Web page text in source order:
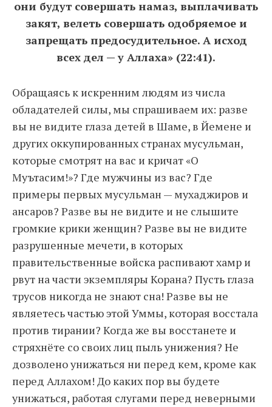
они будут совершать намаз, выплачивать
закят, велеть совершать одобряемое и
запрещать предосудительное. А исход
всех дел — у Аллаха» (22:41).
Обращаясь к искренним людям из числа
обладателей силы, мы спрашиваем их: разве
вы не видите глаза детей в Шаме, в Йемене и
других оккупированных странах мусульман,
которые смотрят на вас и кричат «О
Муътасим!»? Где мужчины из вас? Где
примеры первых мусульман — мухаджиров и
ансаров? Разве вы не видите и не слышите
громкие крики женщин? Разве вы не видите
разрушенные мечети, в которых
правительственные войска распивают хамр и
рвут на части экземпляры Корана? Пусть глаза
трусов никогда не знают сна! Разве вы не
являетесь частью этой Уммы, которая восстала
против тирании? Когда же вы восстанете и
стряхнёте со своих лиц пыль унижения? Не
дозволено унижаться ни перед кем, кроме как
перед Аллахом! До каких пор вы будете
унижаться, работая слугами перед неверными